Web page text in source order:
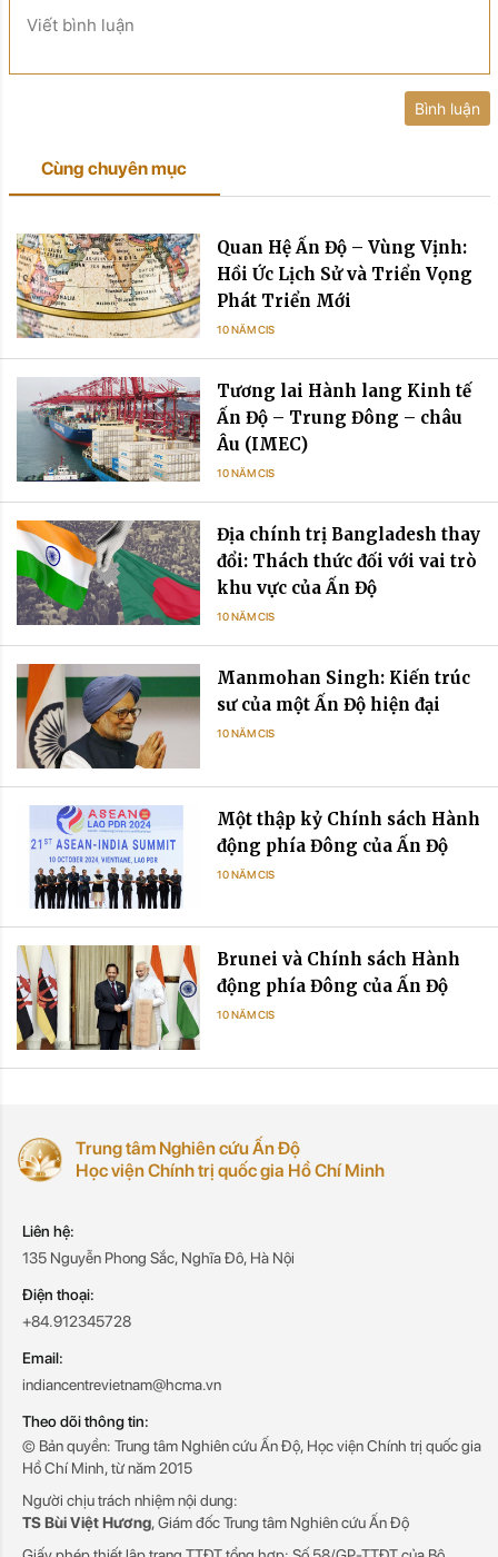
Viết bình luận
Bình luận
Cùng chuyên mục
Quan Hệ Ấn Độ – Vùng Vịnh:
Hồi Ức Lịch Sử và Triển Vọng
Phát Triển Mới
10 NĂM CIS
Tương lai Hành lang Kinh tế
Ấn Độ – Trung Đông – châu
Âu (IMEC)
10 NĂM CIS
Địa chính trị Bangladesh thay
đổi: Thách thức đối với vai trò
khu vực của Ấn Độ
10 NĂM CIS
Manmohan Singh: Kiến trúc
sư của một Ấn Độ hiện đại
10 NĂM CIS
Một thập kỷ Chính sách Hành
động phía Đông của Ấn Độ
10 NĂM CIS
Brunei và Chính sách Hành
động phía Đông của Ấn Độ
10 NĂM CIS
Trung tâm Nghiên cứu Ấn Độ
Học viện Chính trị quốc gia Hồ Chí Minh
Liên hệ:
135 Nguyễn Phong Sắc, Nghĩa Đô, Hà Nội
Điện thoại:
+84.912345728
Email:
indiancentrevietnam@hcma.vn
Theo dõi thông tin:
© Bản quyền: Trung tâm Nghiên cứu Ấn Độ, Học viện Chính trị quốc gia
Hồ Chí Minh, từ năm 2015
Người chịu trách nhiệm nội dung:
TS Bùi Việt Hương, Giám đốc Trung tâm Nghiên cứu Ấn Độ